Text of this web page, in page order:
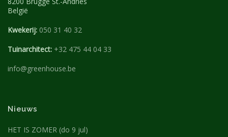
België
Kwekerij: 050 31 40 32
Tuinarchitect: +32 475 44 04 33
info@greenhouse.be
Nieuws
HET IS ZOMER (do 9 jul)